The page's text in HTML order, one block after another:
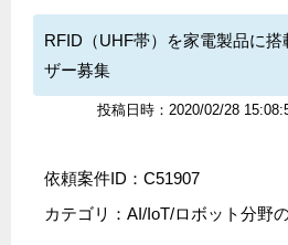
RFID（UHF帯）を家電製品に
ザー募集
投稿日時：2020/02/28
依頼案件ID：C51907
カテゴリ： AI/IoT/ロボット分野